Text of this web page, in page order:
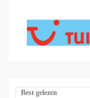
Best gelezen